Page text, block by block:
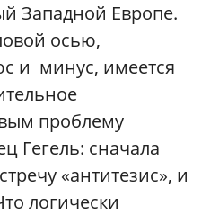
Западной Европе.
осью,
и минус, имеется
проблему
Гегель: сначала
«антитезис», и
логически